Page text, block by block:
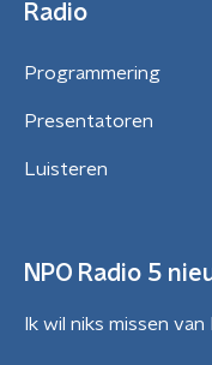
Radio
Programmering
Presentatoren
Luisteren
NPO Radio 5
Ik wil niks missen